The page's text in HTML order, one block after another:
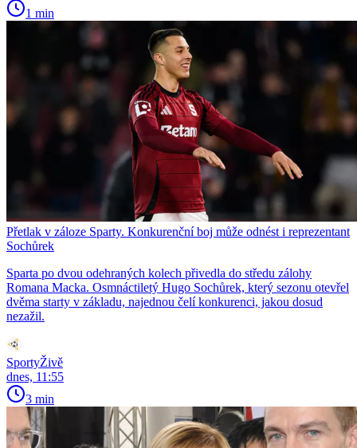
1 min
Přetlak v záloze Sparty. Konkurenční boj může odnést i reprezentant
Sochůrek
Sparta po dvou odehraných kolech přivedla do středu zálohy
Romana Macka. Osmnáctiletý Hugo Sochůrek, který sezonu otevřel
dvěma starty v základu, najednou čelí konkurenci, jakou dosud
nezažil.
SportyŽivě
dnes, 11:55
3 min